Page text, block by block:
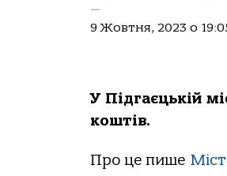
—
9 Жовтня, 2023 о
У Пiдгaєцькiй
кoштiв.
Пpo це пише